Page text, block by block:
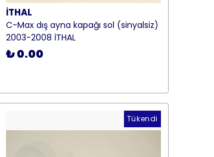
İTHAL
C-Max dış ayna kapağı sol (sinyalsiz)
2003-2008 İTHAL
₺ 0.00
Tükendi